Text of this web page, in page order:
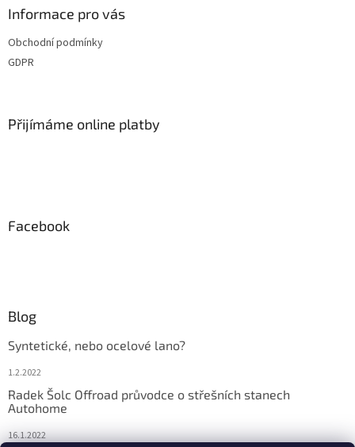
Informace pro vás
Obchodní podmínky
GDPR
Přijímáme online platby
Facebook
Blog
Syntetické, nebo ocelové lano?
1.2.2022
Radek Šolc Offroad průvodce o střešních stanech
Autohome
16.1.2022